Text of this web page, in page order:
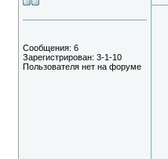
Сообщения: 6
Зарегистрирован: 3-1-10
Пользователя нет на форуме